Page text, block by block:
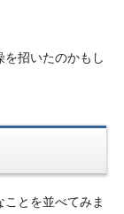
招いたのかもし
とを並べてみま